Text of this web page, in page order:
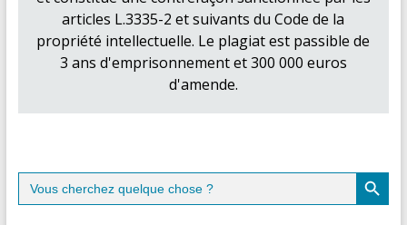
articles L.3335-2 et suivants du Code de la
propriété intellectuelle. Le plagiat est passible de
3 ans d'emprisonnement et 300 000 euros
d'amende.
Search
for:
Search Button